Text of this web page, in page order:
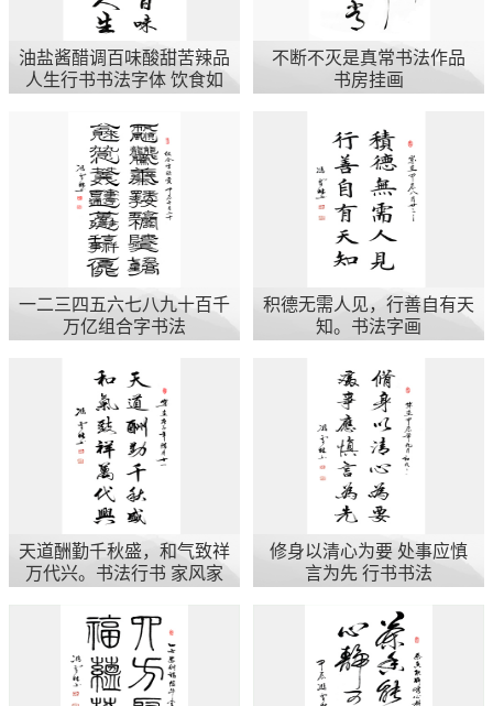
油盐酱醋调百味酸甜苦辣品
人生行书书法字体 饮食如
不断不灭是真常书法作品
书房挂画
一二三四五六七八九十百千
万亿组合字书法
积德无需人见，行善自有天
知。书法字画
天道酬勤千秋盛，和气致祥
万代兴。书法行书 家风家
修身以清心为要 处事应慎
言为先 行书书法